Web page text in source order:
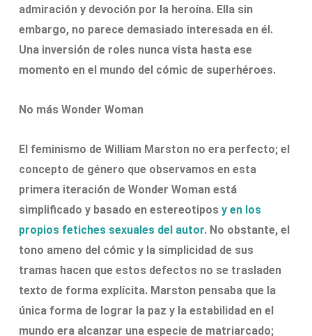
admiración y devoción por la heroína. Ella sin
embargo, no parece demasiado interesada en él.
Una inversión de roles nunca vista hasta ese
momento en el mundo del cómic de superhéroes.
No más Wonder Woman
El feminismo de William Marston no era perfecto; el
concepto de género que observamos en esta
primera iteración de Wonder Woman está
simplificado y basado en estereotiposy en los
propios fetiches sexuales del autor. No obstante, el
tono ameno del cómic y la simplicidad de sus
tramas hacen que estos defectos no se trasladen
texto de forma explícita. Marston pensaba que la
única forma de lograr la paz y la estabilidad en el
mundo era alcanzar una especie de matriarcado;